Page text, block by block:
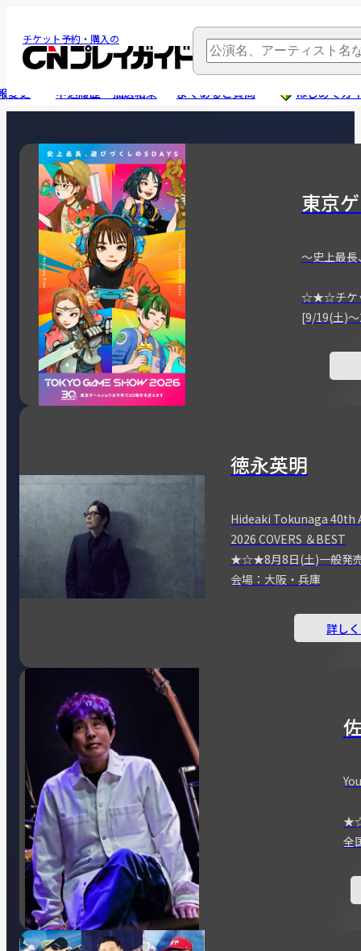
チケット予約・購入の
変更 申込履歴・抽選結果 よくあるご質問 はじめてガ
東京
～史上最長
☆★☆チケ
[9/19(土)
徳永英明
Hideaki Tokunaga 40th
2026 COVERS ＆BEST
★☆★8月8日(土)一般
会場：大阪・兵庫
詳し
全